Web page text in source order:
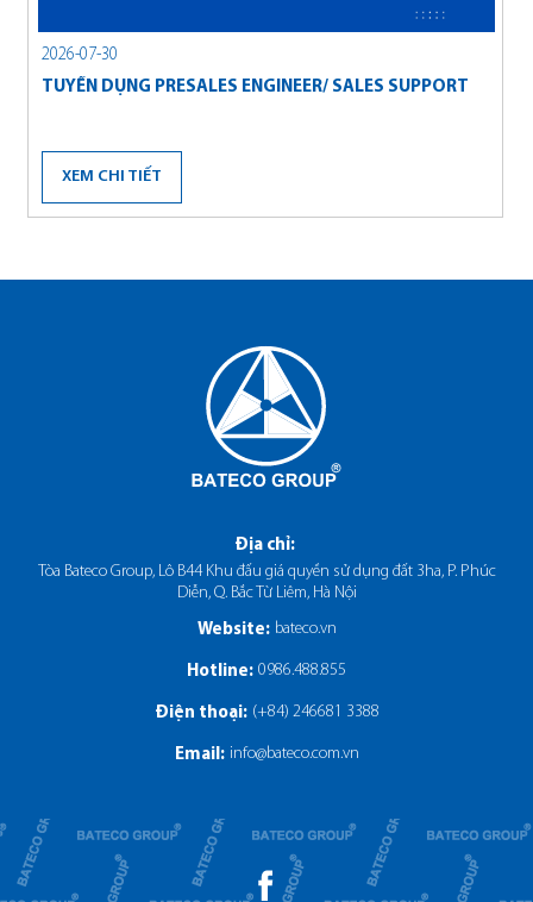
2026-07-30
TUYỂN DỤNG PRESALES ENGINEER/ SALES SUPPORT
XEM CHI TIẾT
Địa chỉ:
Tòa Bateco Group, Lô B44 Khu đấu giá quyền sử dụng đất 3ha, P. Phúc
Diễn, Q. Bắc Từ Liêm, Hà Nội
Website: bateco.vn
Hotline: 0986.488.855
Điện thoại: (+84) 246681 3388
Email : info@bateco.com.vn